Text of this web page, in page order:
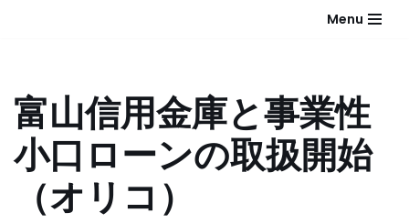
テ
ン
へ
Menu
富山信用金庫と事業性
小口ローンの取扱開始
（オリコ）